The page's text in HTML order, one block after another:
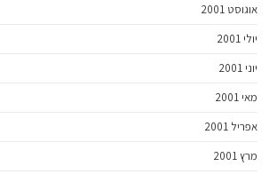
אוגוסט 2001
יולי 2001
יוני 2001
מאי 2001
אפריל 2001
מרץ 2001